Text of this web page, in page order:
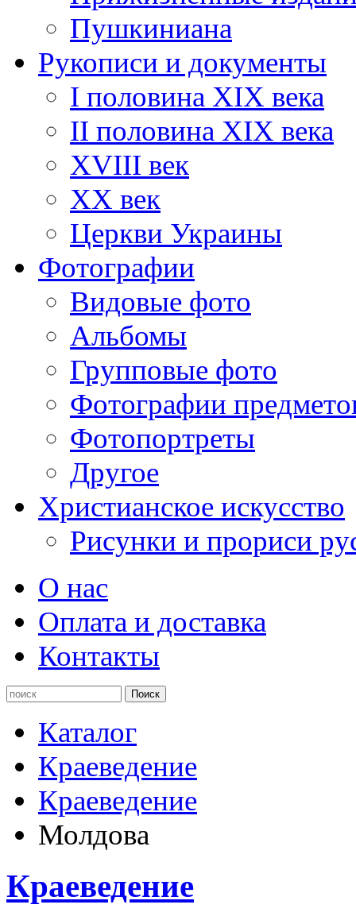
Пушкиниана
Рукописи и документы
I половина XIX века
II половина XIX века
XVIII век
ХХ век
Церкви Украины
Фотографии
Видовые фото
Альбомы
Групповые фото
Фотографии
Фотопортреты
Другое
Христианское искусство
Рисунки и прориси
О нас
Оплата и доставка
Контакты
Каталог
Краеведение
Краеведение
Молдова
Краеведение